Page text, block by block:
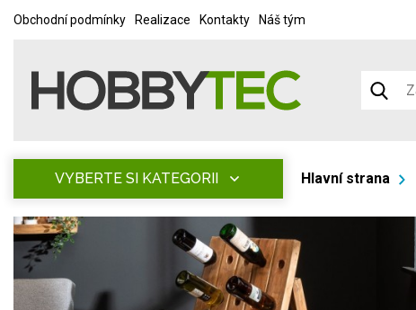
Obchodní podmínky Realizace Kontakty Náš tým
VYBERTE SI KATEGORII Hlavní strana